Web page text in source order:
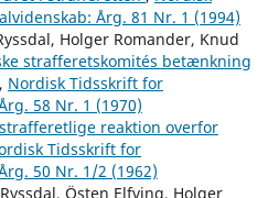
Årg. 81 Nr. 1 (1994)
Holger Romander, Knud
strafferetskomités betænkning
, Nordisk Tidsskrift for
58 Nr. 1 (1970)
reaktion overfor
Tidsskrift for
50 Nr. 1/2 (1962)
Östen Elfving, Holger